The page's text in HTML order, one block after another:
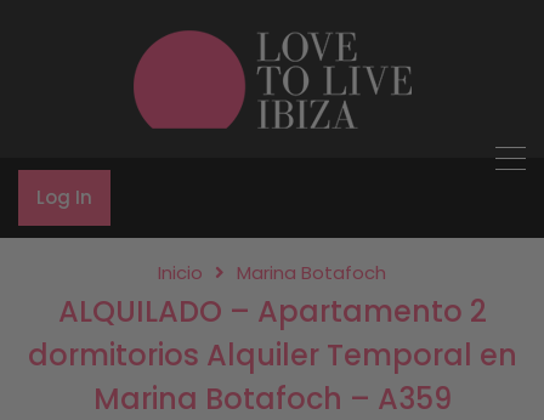
Log In
Inicio Marina Botafoch
ALQUILADO – Apartamento 2
dormitorios Alquiler Temporal en
Marina Botafoch – A359